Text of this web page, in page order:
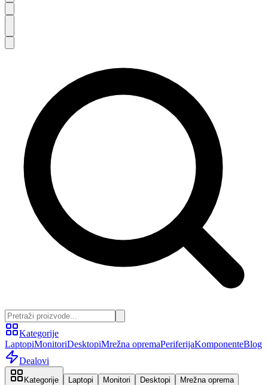
Kategorije
LaptopiMonitoriDesktopiMrežna opremaPeriferijaKomponenteBlog
Dealovi
Kategorije Laptopi Monitori Desktopi
Mrežna oprema